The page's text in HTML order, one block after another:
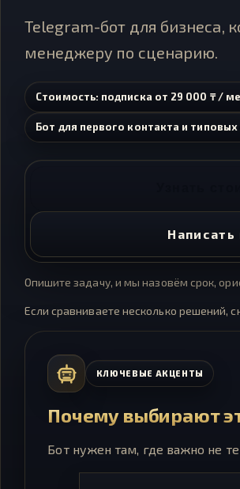
Telegram-бот для бизнеса,
менеджеру по сценарию.
Стоимость: подписка от 29 000 ₸ /
Бот для первого контакта и
Написать
Опишите задачу, и мы назовём срок,
Если сравниваете несколько решений,
КЛЮЧЕВЫЕ АКЦЕНТЫ
Почему выбирают
Бот нужен там, где важно не